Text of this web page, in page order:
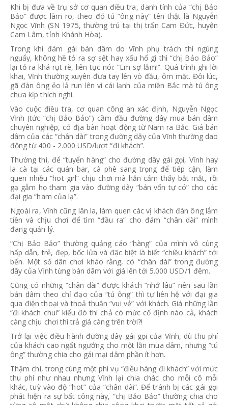
Khi bị đưa về trụ sở cơ quan điều tra, danh tính của “chị Bảo
Bảo” được làm rõ, theo đó tú “ông này” tên thật là Nguyễn
Ngọc Vĩnh (SN 1975, thường trú tại thị trấn Cam Đức, huyện
Cam Lâm, tỉnh Khánh Hòa).
Trong khi đám gái bán dâm do Vĩnh phụ trách thì ngúng
nguẩy, không hề tỏ ra sợ sệt hay xấu hổ gì thì “chị Bảo Bảo”
lại tỏ ra khá rụt rè, liên tục nói: “Em sợ lắm!”. Quá trình ghi lời
khai, Vĩnh thường xuyên đưa tay lên vò đầu, ôm mặt. Đôi lúc,
gã đàn ông ẻo lả run lên vì cái lạnh của miền Bắc mà tú ông
chưa kịp thích nghi.
Vào cuộc điều tra, cơ quan công an xác định, Nguyễn Ngọc
Vĩnh (tức “chị Bảo Bảo”) cầm đầu đường dây mua bán dâm
chuyên nghiệp, có địa bàn hoạt động từ Nam ra Bắc. Giá bán
dâm của các “chân dài” trong đường dây của Vĩnh thường dao
động từ 400 - 2.000 USD/lượt “đi khách”.
Thường thì, để “tuyển hàng” cho đường dây gái gọi, Vĩnh hay
la cà tại các quán bar, cà phê sang trọng để tiếp cận, làm
quen nhiều “hot girl” chịu chơi mà hắn cảm thấy bắt mắt, rồi
gạ gẫm họ tham gia vào đường dây “bán vốn tự có” cho các
đại gia “ham của lạ”.
Ngoài ra, Vĩnh cũng lân la, làm quen các vị khách đàn ông lắm
tiền và chịu chơi để tìm “đầu ra” cho đám “chân dài” mình
đang quản lý.
“Chị Bảo Bảo” thường quảng cáo “hàng” của mình vô cùng
hấp dẫn, trẻ, đẹp, bốc lửa và đặc biệt là biết “chiều khách” tới
bến. Một số dân chơi kháo rằng, có “chân dài” trong đường
dây của Vĩnh từng bán dâm với giá lên tới 5.000 USD/1 đêm.
Cũng có những “chân dài” được khách “nhớ lâu” nên sau lần
bán dâm theo chỉ đạo của “tú ông” thì tự liên hệ với đại gia
qua điện thoại và thoả thuận “vui vẻ” với khách. Giá những lần
“đi khách chui” kiểu đó thì chả có mức cố định nào cả, khách
càng chịu chơi thì trả giá càng trên trời?!
Trở lại việc điều hành đường dây gái gọi của Vĩnh, dù thu phí
của khách cao ngất ngưởng cho một lần mua dâm, nhưng “tú
ông” thường chia cho gái mại dâm phần ít hơn.
Thậm chí, trong cùng một phi vụ “điều hàng đi khách” với mức
thu phí như nhau nhưng Vĩnh lại chia chác cho mỗi cô mỗi
khác, tuỳ vào độ “hot” của “chân dài”. Để tránh bị các gái gọi
phát hiện ra sự bất công này, “chị Bảo Bảo” thường chia cho